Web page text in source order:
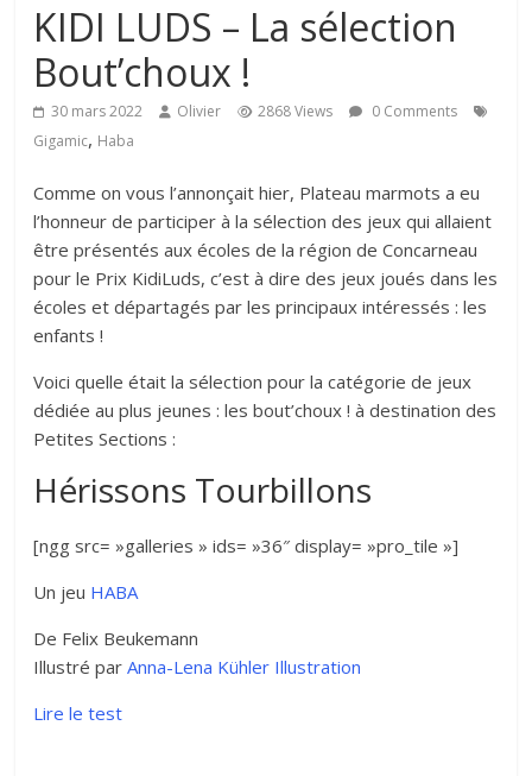
KIDI LUDS – La sélection
Bout’choux !
30 mars 2022 Olivier 2868 Views
0 Comments
Gigamic, Haba
Comme on vous l’annonçait hier, Plateau marmots a eu
l’honneur de participer à la sélection des jeux qui allaient
être présentés aux écoles de la région de Concarneau
pour le Prix KidiLuds, c’est à dire des jeux joués dans les
écoles et départagés par les principaux intéressés : les
enfants !
Voici quelle était la sélection pour la catégorie de jeux
dédiée au plus jeunes : les bout’choux ! à destination des
Petites Sections :
Hérissons Tourbillons
[ngg src= »galleries » ids= »36″ display= »pro_tile »]
Un jeu HABA
De Felix Beukemann
Illustré parAnna-Lena Kühler Illustration
Lire le test